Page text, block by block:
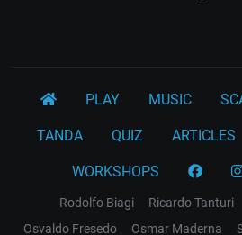
PLAY MUSIC
TANDA QUIZ ARTICLES
WORKSHOPS
Rodolfo Biagi Ricardo Tanturi
Osvaldo Fresedo
Osmar Maderna